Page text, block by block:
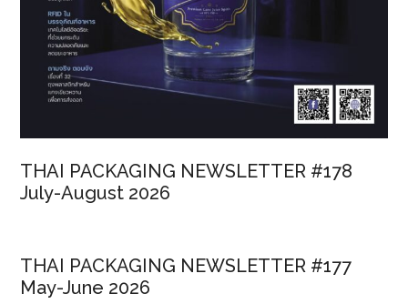
THAI PACKAGING NEWSLETTER #178
July-August 2026
THAI PACKAGING NEWSLETTER #177
May-June 2026